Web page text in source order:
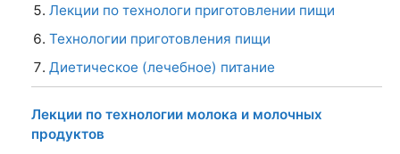
Лекции по технологи приготовлении пищи
Технологии приготовления пищи
Диетическое (лечебное) питание
Лекции по технологии молока и молочных
продуктов